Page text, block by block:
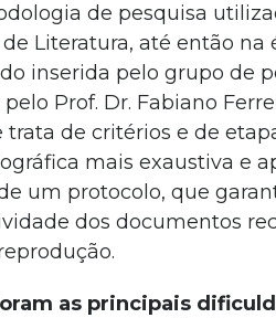
de pesquisa
Literatura, até então na
inserida pelo grupo de
Prof. Dr. Fabiano
de critérios e de
mais exaustiva e
um protocolo, que
dos documentos
as principais